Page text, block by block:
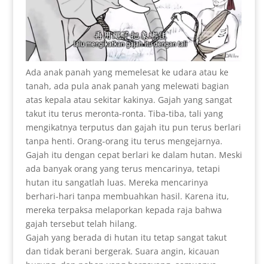
Ada anak panah yang memelesat ke udara atau ke
tanah, ada pula anak panah yang melewati bagian
atas kepala atau sekitar kakinya. Gajah yang sangat
takut itu terus meronta-ronta. Tiba-tiba, tali yang
mengikatnya terputus dan gajah itu pun terus berlari
tanpa henti. Orang-orang itu terus mengejarnya.
Gajah itu dengan cepat berlari ke dalam hutan. Meski
ada banyak orang yang terus mencarinya, tetapi
hutan itu sangatlah luas. Mereka mencarinya
berhari-hari tanpa membuahkan hasil. Karena itu,
mereka terpaksa melaporkan kepada raja bahwa
gajah tersebut telah hilang.
Gajah yang berada di hutan itu tetap sangat takut
dan tidak berani bergerak. Suara angin, kicauan